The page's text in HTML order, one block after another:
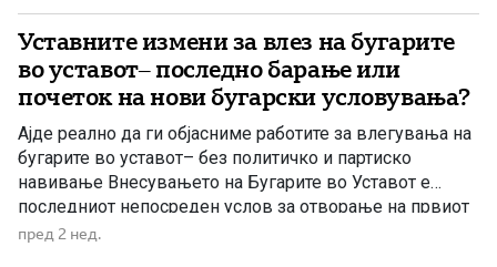
на условите на Бугарија. Прво беше Договорот за
добрососедство. Потоа протоколите. Потоа
францускиот предлог. Потоа […]
Уставните измени за влез на бугарите
во уставот– последно барање или
почеток на нови бугарски условувања?
Ајде реално да ги објасниме работите за влегувања на
бугарите во уставот– без политичко и партиско
навивање Внесувањето на Бугарите во Уставот е
последниот непосреден услов за отворање на првиот
кластер, но не е последната обврска поврзана со
пред 2 нед.